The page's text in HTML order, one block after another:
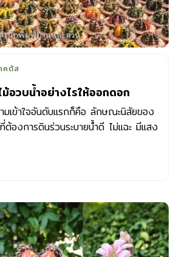
คตัส
อวบน้ำอย่างไรให้ออกดอก
มเข้าใจอันดับแรกก็คือ ลักษณะนิสัยของ
ต้องการดินร่วนระบายน้ำดี ไม่แฉะ มีแสง